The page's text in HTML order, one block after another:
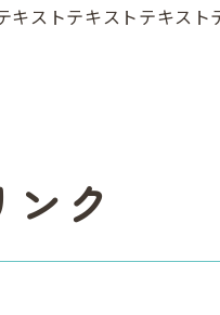
キストテキストテキス
ク